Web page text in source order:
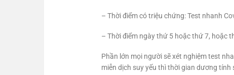
– Thời điểm có triệu chứng: Test nhanh
– Thời điểm ngày thứ 5 hoặc thứ 7, hoặc
Phần lớn mọi người sẽ xét nghiệm test
miễn dịch suy yếu thì thời gian dương tính